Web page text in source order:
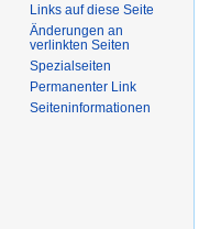
Links auf diese Seite
Änderungen an
verlinkten Seiten
Spezialseiten
Permanenter Link
Seiten­informationen